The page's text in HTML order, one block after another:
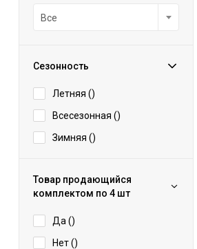
Все
Сезонность
Летняя ()
Всесезонная ()
Зимняя ()
Товар продающийся
комплектом по 4 шт
Да ()
Нет ()